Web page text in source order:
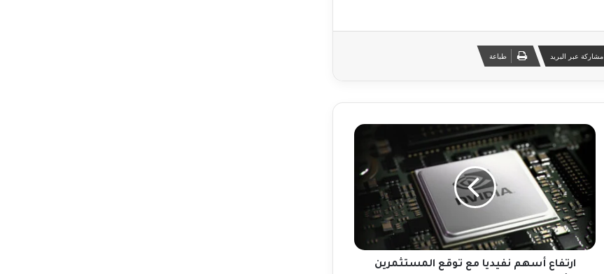
مشاركة عبر البريد طباعة
ا
س
ه
ارتفاع أسهم نفيديا مع توقع المستثمرين